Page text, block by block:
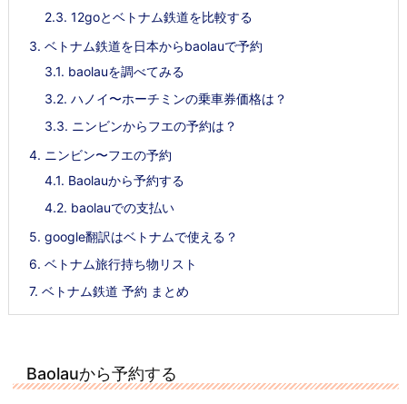
2.3. 12goとベトナム鉄道を比較する
3. ベトナム鉄道を日本からbaolauで予約
3.1. baolauを調べてみる
3.2. ハノイ〜ホーチミンの乗車券価格は？
3.3. ニンビンからフエの予約は？
4. ニンビン〜フエの予約
4.1. Baolauから予約する
4.2. baolauでの支払い
5. google翻訳はベトナムで使える？
6. ベトナム旅行持ち物リスト
7. ベトナム鉄道 予約 まとめ
Baolauから予約する